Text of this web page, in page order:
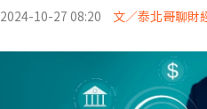
2024-10-27 08:20 文／泰北哥聊財